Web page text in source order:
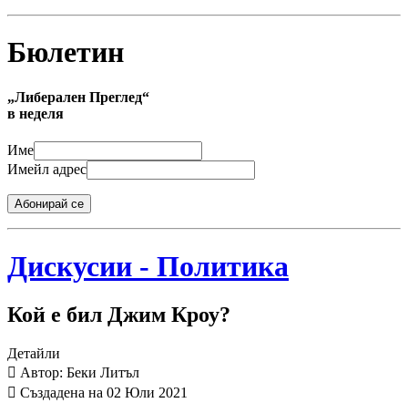
Бюлетин
„Либерален Преглед“
в неделя
Име
Имейл адрес
Абонирай се
Дискусии - Политика
Кой е бил Джим Кроу?
Детайли
Автор: Беки Литъл
Създадена на 02 Юли 2021